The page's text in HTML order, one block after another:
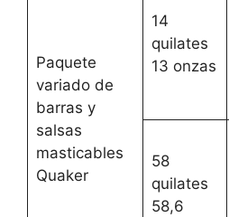
Paquete
variado de
barras y
salsas
masticables
Quaker
14
quilates
13 onzas
58
quilates
58,6